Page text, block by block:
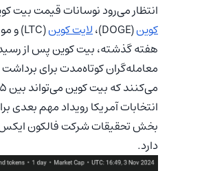
انتظار می‌رود نوسانات قیمت بیت‌
کوین(DOGE)، لایت کوین(LTC) و مونرو (XMR) می‌توانند اولین ارزهایی باشند که از این نوسانات پیروی کنند.
هفته گذشته، بیت‌ کوین پس از
معامله‌گران کوتاه‌مدت برای
می‌کنند که بیت‌ کوین می‌تواند بین ۶۵ تا ۶۸ هزار
بخش تحقیقات شرکت فالکون ایکس،
دارد.